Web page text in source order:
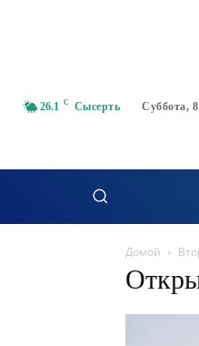
26.1 C Сысерть Суббота, 8
Домой